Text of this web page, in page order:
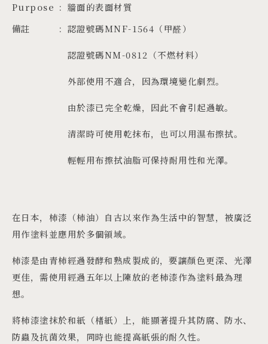
Purpose
牆面的表面材質
備註
認證號碼MNF-1564（甲醛）
認證號碼NM-0812（不燃材料）
外部使用不適合，因為環境變化劇烈。
由於漆已完全乾燥，因此不會引起過敏。
清潔時可使用乾抹布，也可以用濕布擦拭。
輕輕用布擦拭油脂可保持耐用性和光澤。
在日本，柿漆（柿油）自古以來作為生活中的智慧，被廣泛
用作塗料並應用於多個領域。
柿漆是由青柿經過發酵和熟成製成的，要讓顏色更深、光澤
更佳，需使用經過五年以上陳放的老柿漆作為塗料最為理
想。
將柿漆塗抹於和紙（楮紙）上，能顯著提升其防腐、防水、
防蟲及抗菌效果，同時也能提高紙張的耐久性。